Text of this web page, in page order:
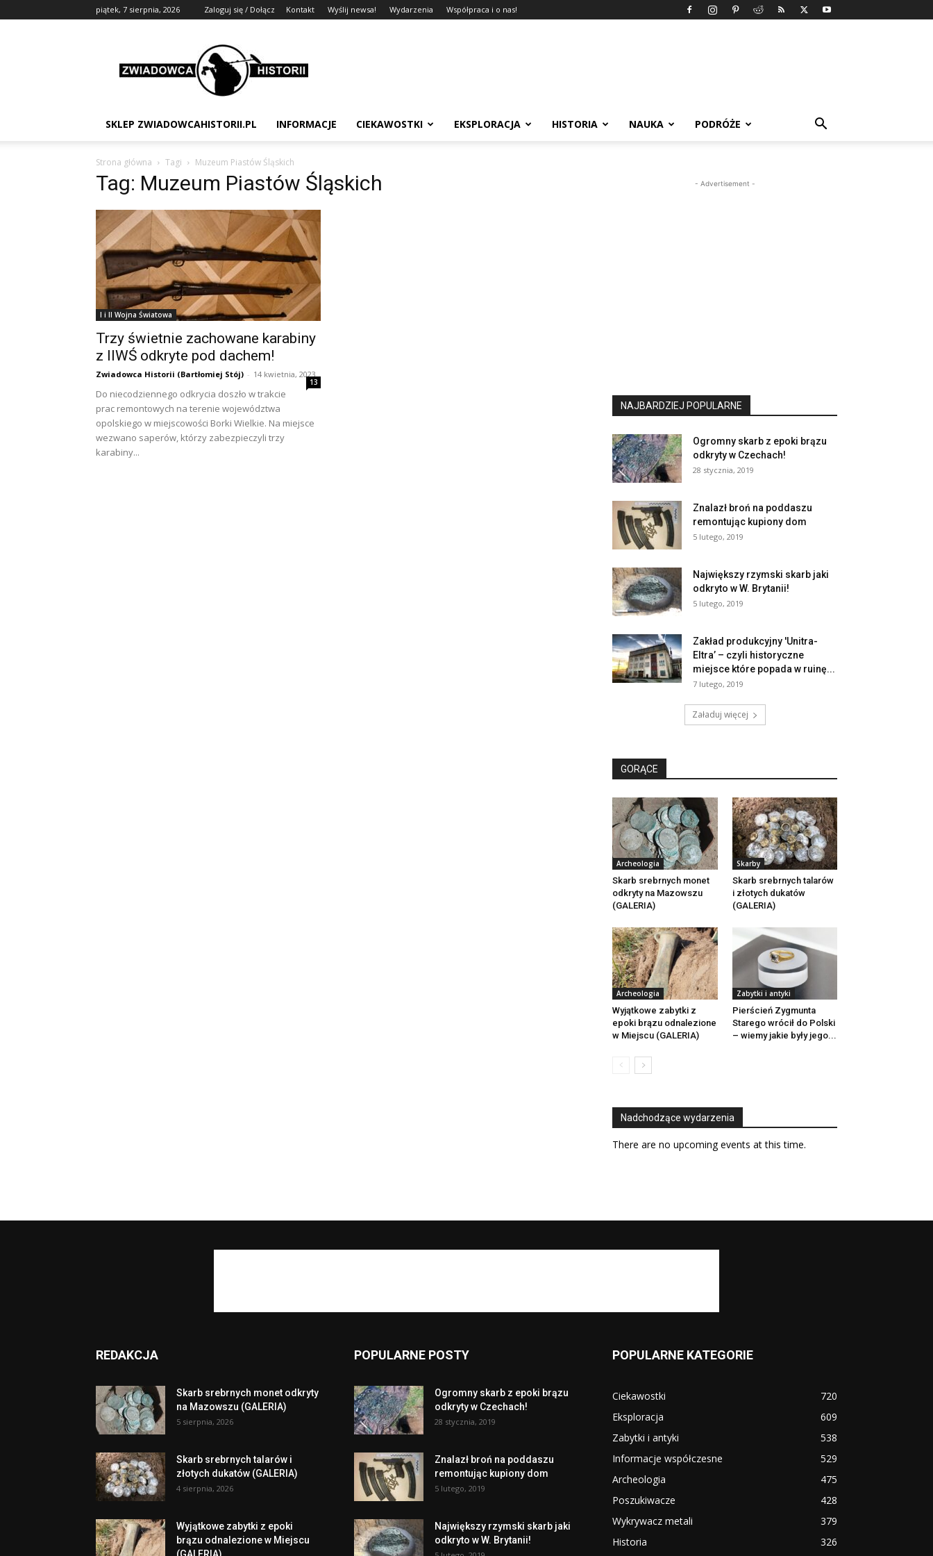
piątek, 7 sierpnia, 2026 Zaloguj się / Dołącz Kontakt Wyślij newsa! Wydarzenia Współpraca i o nas!
Zwiadowca
Historii
SKLEP ZWIADOWCAHISTORII.PL INFORMACJE CIEKAWOSTKI EKSPLORACJA HISTORIA NAUKA PODRÓŻE
Strona główna Tagi Muzeum Piastów Śląskich
Tag: Muzeum Piastów Śląskich
I i II Wojna Światowa
Trzy świetnie zachowane karabiny
z IIWŚ odkryte pod dachem!
Zwiadowca Historii (Bartłomiej Stój) - 14 kwietnia, 2023
13
Do niecodziennego odkrycia doszło w trakcie
prac remontowych na terenie województwa
opolskiego w miejscowości Borki Wielkie. Na miejsce
wezwano saperów, którzy zabezpieczyli trzy
karabiny...
- Advertisement -
NAJBARDZIEJ POPULARNE
Ogromny skarb z epoki brązu
odkryty w Czechach!
28 stycznia, 2019
Znalazł broń na poddaszu
remontując kupiony dom
5 lutego, 2019
Największy rzymski skarb jaki
odkryto w W. Brytanii!
5 lutego, 2019
Zakład produkcyjny 'Unitra-
Eltra’ – czyli historyczne
miejsce które popada w ruinę...
7 lutego, 2019
Załaduj więcej
GORĄCE
Archeologia
Skarb srebrnych monet
odkryty na Mazowszu
(GALERIA)
Skarby
Skarb srebrnych talarów
i złotych dukatów
(GALERIA)
Archeologia
Wyjątkowe zabytki z
epoki brązu odnalezione
w Miejscu (GALERIA)
Zabytki i antyki
Pierścień Zygmunta
Starego wrócił do Polski
– wiemy jakie były jego...
Nadchodzące wydarzenia
There are no upcoming events at this time.
REDAKCJA
Skarb srebrnych monet odkryty
na Mazowszu (GALERIA)
5 sierpnia, 2026
Skarb srebrnych talarów i
złotych dukatów (GALERIA)
4 sierpnia, 2026
Wyjątkowe zabytki z epoki
brązu odnalezione w Miejscu
POPULARNE POSTY
Ogromny skarb z epoki brązu
odkryty w Czechach!
28 stycznia, 2019
Znalazł broń na poddaszu
remontując kupiony dom
5 lutego, 2019
Największy rzymski skarb jaki
odkryto w W. Brytanii!
POPULARNE KATEGORIE
Ciekawostki
720
Eksploracja
609
Zabytki i antyki
538
Informacje współczesne
529
Archeologia
475
Poszukiwacze
428
Wykrywacz metali
379
Historia
326